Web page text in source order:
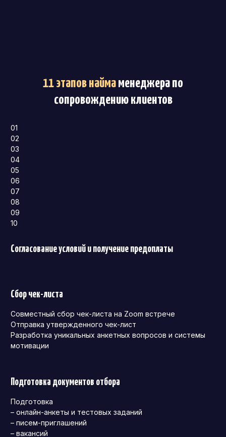
11 этапов наймаменеджера по
сопровождению клиентов
01
02
03
04
05
06
07
08
09
10
Согласование условий и получение предоплаты
Сбор чек-листа
Совместный сбор чек-листа на Zoom встрече
Отправка утвержденного чек-лист
Разработка уникальных анкетных вопросов и системы
мотивации
Подготовка документов отбора
Подготовка
– онлайн-анкеты и тестовых заданий
– писем-приглашений
– вакансий